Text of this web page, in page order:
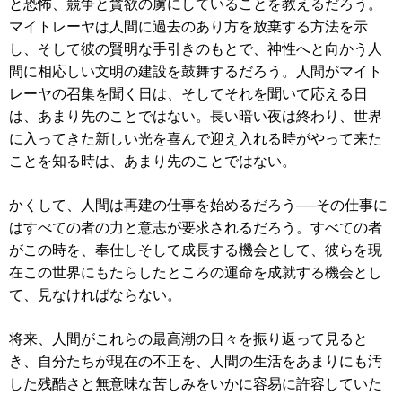
と恐怖、競争と貪欲の虜にしていることを教えるだろう。
マイトレーヤは人間に過去のあり方を放棄する方法を示
し、そして彼の賢明な手引きのもとで、神性へと向かう人
間に相応しい文明の建設を鼓舞するだろう。人間がマイト
レーヤの召集を聞く日は、そしてそれを聞いて応える日
は、あまり先のことではない。長い暗い夜は終わり、世界
に入ってきた新しい光を喜んで迎え入れる時がやって来た
ことを知る時は、あまり先のことではない。
かくして、人間は再建の仕事を始めるだろう──その仕事に
はすべての者の力と意志が要求されるだろう。すべての者
がこの時を、奉仕しそして成長する機会として、彼らを現
在この世界にもたらしたところの運命を成就する機会とし
て、見なければならない。
将来、人間がこれらの最高潮の日々を振り返って見ると
き、自分たちが現在の不正を、人間の生活をあまりにも汚
した残酷さと無意味な苦しみをいかに容易に許容していた